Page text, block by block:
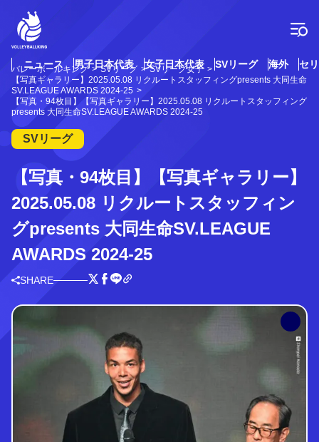
テ
ツ
プ
ニュース 男子日本代表 女子日本代表 SVリーグ 海外 セ
バレーボールキング SVリーグ
SVリーグ女子
【写真ギャラリー】2025.05.08 リクルートスタッフィングpresents 大同生命
SV.LEAGUE AWARDS 2024-25
【写真・94枚目】【写真ギャラリー】2025.05.08 リクルートスタッフィング
presents 大同生命SV.LEAGUE AWARDS 2024-25
SVリーグ
【写真・94枚目】【写真ギャラリー】
2025.05.08 リクルートスタッフィン
グpresents 大同生命SV.LEAGUE
AWARDS 2024-25
SHARE